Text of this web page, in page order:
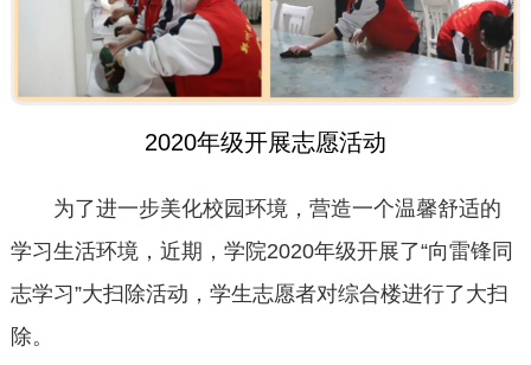
2020年级开展志愿活动
为了进一步美化校园环境，营造一个温馨舒适的
学习生活环境，近期，学院2020年级开展了“向雷锋同
志学习”大扫除活动，学生志愿者对综合楼进行了大扫
除。